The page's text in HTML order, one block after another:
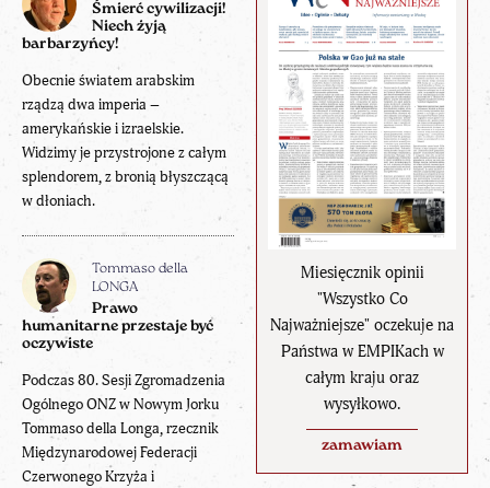
Miesięcznik opinii
"Wszystko Co
Najważniejsze" oczekuje na
Państwa w EMPIKach w
całym kraju oraz
wysyłkowo.
zamawiam
Śmierć cywilizacji!
Niech żyją
barbarzyńcy!
Obecnie światem arabskim
rządzą dwa imperia –
amerykańskie i izraelskie.
Widzimy je przystrojone z całym
splendorem, z bronią błyszczącą
w dłoniach.
Tommaso della
LONGA
Prawo
humanitarne przestaje być
oczywiste
Podczas 80. Sesji Zgromadzenia
Ogólnego ONZ w Nowym Jorku
Tommaso della Longa, rzecznik
Międzynarodowej Federacji
Czerwonego Krzyża i